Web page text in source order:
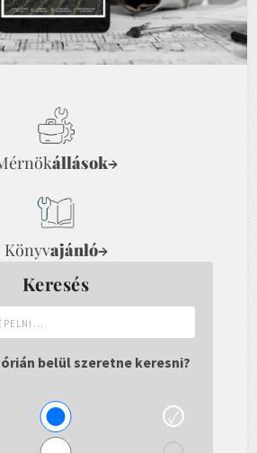
állások→
Könyvajánló→
Keresés
el
gépelni...
belül szeretne keresni?